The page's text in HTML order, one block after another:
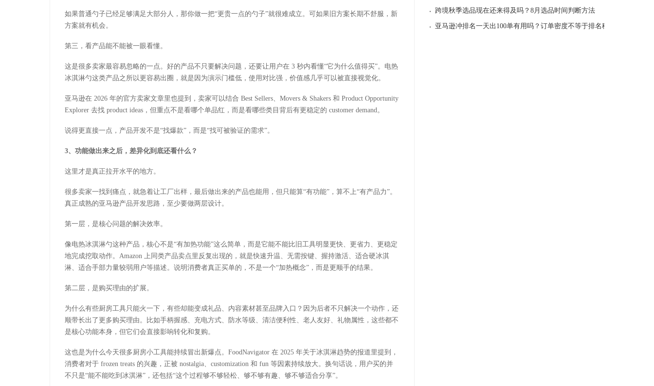
如果普通勺子已经足够满足大部分人，那你做一把“更贵一点的勺子”就很难成立。可如果旧方案长期不舒服，新
方案就有机会。
第三，看产品能不能被一眼看懂。
这是很多卖家最容易忽略的一点。好的产品不只要解决问题，还要让用户在 3 秒内看懂“它为什么值得买”。电热
冰淇淋勺这类产品之所以更容易出圈，就是因为演示门槛低，使用对比强，价值感几乎可以被直接视觉化。
亚马逊在 2026 年的官方卖家文章里也提到，卖家可以结合 Best Sellers、 Movers & Shakers 和 Product Opportunity
Explorer 去找 product ideas ，但重点不是看哪个单品红，而是看哪些类目背后有更稳定的 customer demand。
说得更直接一点，产品开发不是“找爆款”，而是“找可被验证的需求”。
3、 功能做出来之后，差异化到底还看什么？
这里才是真正拉开水平的地方。
很多卖家一找到痛点，就急着让工厂出样，最后做出来的产品也能用，但只能算“有功能”，算不上“有产品力”。
真正成熟的亚马逊产品开发思路，至少要做两层设计。
第一层，是核心问题的解决效率。
像电热冰淇淋勺这种产品，核心不是“有加热功能”这么简单，而是它能不能比旧工具明显更快、更省力、更稳定
地完成挖取动作。 Amazon 上同类产品卖点里反复出现的，就是快速升温、无需按键、握持激活、适合硬冰淇
淋、适合手部力量较弱用户等描述。说明消费者真正买单的，不是一个“加热概念”，而是更顺手的结果。
第二层，是购买理由的扩展。
为什么有些厨房工具只能火一下，有些却能变成礼品、内容素材甚至品牌入口？因为后者不只解决一个动作，还
顺带长出了更多购买理由。比如手柄握感、充电方式、防水等级、清洁便利性、老人友好、礼物属性，这些都不
是核心功能本身，但它们会直接影响转化和复购。
这也是为什么今天很多厨房小工具能持续冒出新爆点。 FoodNavigator 在 2025 年关于冰淇淋趋势的报道里提到，
消费者对于 frozen treats 的兴趣，正被 nostalgia、 customization 和 fun 等因素持续放大。换句话说，用户买的并
不只是“能不能吃到冰淇淋”，还包括“这个过程够不够轻松、够不够有趣、够不够适合分享”。
· 跨境秋季选品现在还来得及吗？8月选品时间判断方法
· 亚马逊冲排名一天出100单有用吗？订单密度不等于排名稳定